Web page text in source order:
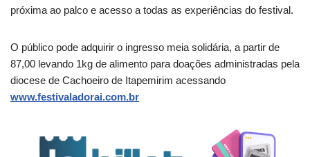
próxima ao palco e acesso a todas as experiências do festival.
O público pode adquirir o ingresso meia solidária, a partir de
87,00 levando 1kg de alimento para doações administradas pela
diocese de Cachoeiro de Itapemirim acessando
www.festivaladorai.com.br